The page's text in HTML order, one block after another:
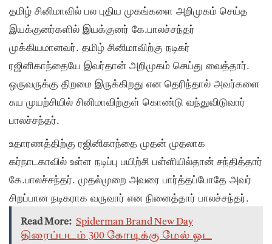
தமிழ் சினிமாவில் பல புதிய முகங்களை அறிமுகம் செய்த
இயக்குனர்களில் இயக்குனர் கே.பாலச்சந்தர்
முக்கியமானவர். தமிழ் சினிமாவிற்கு நடிகர்
ரஜினிகாந்தையே இவர்தான் அறிமுகம் செய்து வைத்தார்.
ஒருவருக்கு திறமை இருக்கிறது என தெரிந்தால் அவர்களை
சுய முயற்சியில் சினிமாவிற்குள் கொண்டு வந்துவிடுவார்
பாலச்சந்தர்.
உதாரணத்திற்கு ரஜினிகாந்தை முதன் முதலாக
கர்நாடகாவில் உள்ள நடிப்பு பயிற்சி பள்ளியில்தான் சந்தித்தார்
கே.பாலச்சந்தர். முதல்முறை அவரை பார்த்தப்போதே அவர்
சிறப்பான நடிகராக வருவார் என நினைத்தார் பாலச்சந்தர்.
Read More: Spiderman Brand New Day
திரைப்படம் 300 கோடிக்கு மேல் ஓட